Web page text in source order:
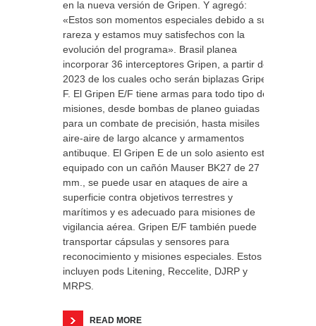
en la nueva versión de Gripen. Y agregó:
«Estos son momentos especiales debido a su
rareza y estamos muy satisfechos con la
evolución del programa». Brasil planea
incorporar 36 interceptores Gripen, a partir del
2023 de los cuales ocho serán biplazas Gripen
F. El Gripen E/F tiene armas para todo tipo de
misiones, desde bombas de planeo guiadas
para un combate de precisión, hasta misiles
aire-aire de largo alcance y armamentos ​​
antibuque. El Gripen E de un solo asiento está
equipado con un cañón Mauser BK27 de 27
mm., se puede usar en ataques de aire a
superficie contra objetivos terrestres y
marítimos y es adecuado para misiones de
vigilancia aérea. Gripen E/F también puede
transportar cápsulas y sensores para
reconocimiento y misiones especiales. Estos
incluyen pods Litening, Reccelite, DJRP y
MRPS.
READ MORE